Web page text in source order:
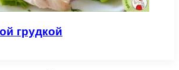
грудкой